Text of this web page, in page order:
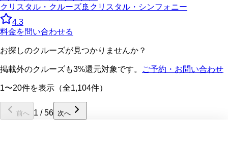
クリスタル・クルーズ🚢 クリスタル・シンフォニー
4.3
料金を問い合わせる
お探しのクルーズが見つかりませんか？
掲載外のクルーズも3%還元対象です。 ご予約・お問い合わせ
1〜20件を表示（全1,104件）
前へ 1 /56 次へ